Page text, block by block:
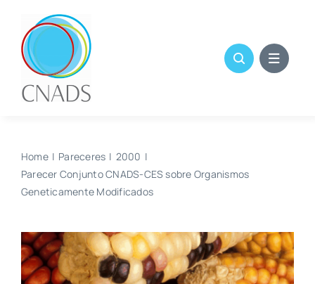
content
Home Pareceres
2000
Parecer Conjunto CNADS-CES sobre Organismos
Geneticamente Modificados